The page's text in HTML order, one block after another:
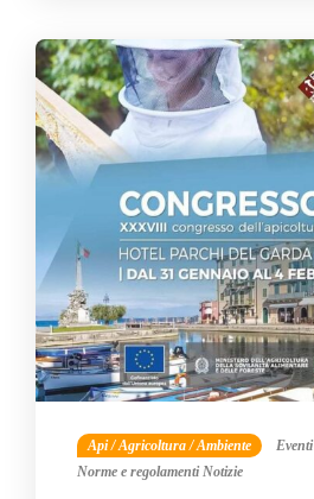
Api / Agricoltura / Ambiente Eventi
Norme e regolamenti Notizie